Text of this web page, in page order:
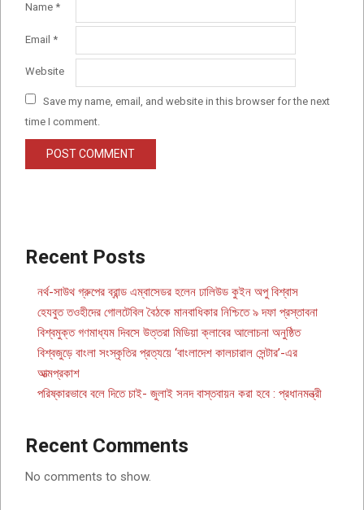
Name *
Email *
Website
Save my name, email, and website in this browser for the next
time I comment.
Recent Posts
নর্থ-সাউথ গ্রুপের ব্রান্ড এম্বাসেডর হলেন ঢালিউড কুইন অপু বিশ্বাস
হেযবুত তওহীদের গোলটেবিল বৈঠকে মানবাধিকার নিশ্চিতে ৯ দফা প্রস্তাবনা
বিশ্বমুক্ত গণমাধ্যম দিবসে উত্তরা মিডিয়া ক্লাবের আলোচনা অনুষ্ঠিত
বিশ্বজুড়ে বাংলা সংস্কৃতির প্রত্যয়ে ‘বাংলাদেশ কালচারাল সেন্টার’-এর
আত্মপ্রকাশ
পরিষ্কারভাবে বলে দিতে চাই- জুলাই সনদ বাস্তবায়ন করা হবে : প্রধানমন্ত্রী
Recent Comments
No comments to show.